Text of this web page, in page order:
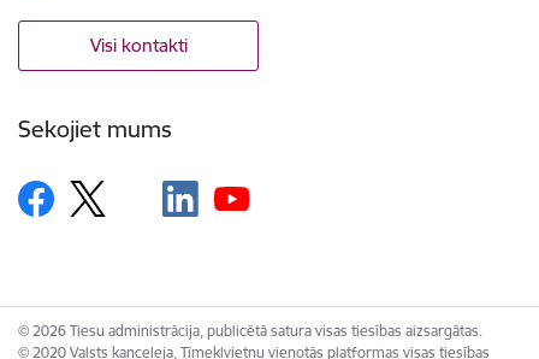
Visi kontakti
Sekojiet mums
© 2026 Tiesu administrācija, publicētā satura visas tiesības aizsargātas.
© 2020 Valsts kanceleja, Tīmekļvietņu vienotās platformas visas tiesības